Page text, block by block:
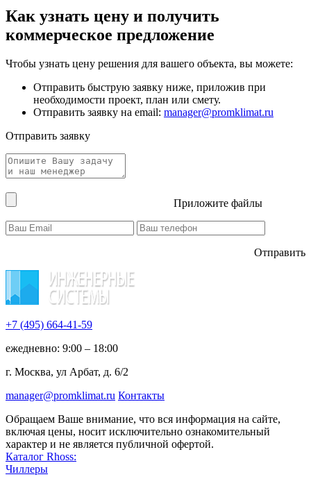
Как узнать цену и получить
коммерческое предложение
Чтобы узнать цену решения для вашего объекта, вы можете:
Отправить быструю заявку ниже, приложив при
необходимости проект, план или смету.
Отправить заявку на email: manager@promklimat.ru
Отправить заявку
Приложите файлы
Отправить
+7 (495) 664-41-59
ежедневно: 9:00 – 18:00
г. Москва, ул Арбат, д. 6/2
manager@promklimat.ru Контакты
Обращаем Ваше внимание, что вся информация на сайте,
включая цены, носит исключительно ознакомительный
характер и не является публичной офертой.
Каталог Rhoss:
Чиллеры